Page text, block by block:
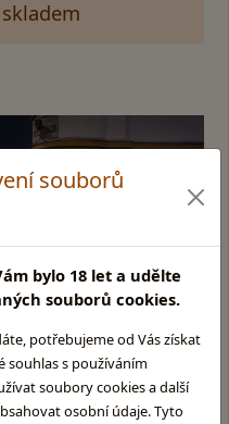
souborů
bylo 18 let a udělte
souborů cookies.
potřebujeme od Vás získat
souhlas s používáním
soubory cookies a další
osobní údaje. Tyto